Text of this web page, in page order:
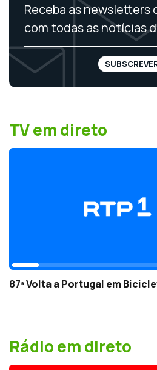
Receba as newsletters
com todas as notícias
TV em direto
87ª Volta a Portugal em
Rádio em direto